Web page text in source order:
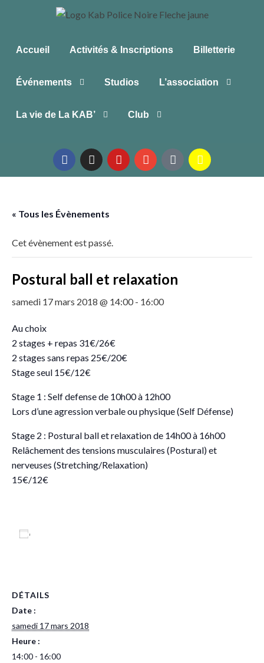
Accueil Activités & Inscriptions Billetterie
Événements Studios L’association
La vie de La KAB’ Club
« Tous les Évènements
Cet évènement est passé.
Postural ball et relaxation
samedi 17 mars 2018 @ 14:00- 16:00
Au choix
2 stages + repas 31€/26€
2 stages sans repas 25€/20€
Stage seul 15€/12€
Stage 1 : Self defense de 10h00 à 12h00
Lors d’une agression verbale ou physique (Self Défense)
Stage 2 : Postural ball et relaxation de 14h00 à 16h00
Relâchement des tensions musculaires (Postural) et
nerveuses (Stretching/Relaxation)
15€/12€
DÉTAILS
Date :
samedi 17 mars 2018
Heure :
14:00 - 16:00